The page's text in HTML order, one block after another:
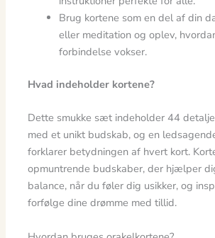
Brug kortene som en del af din
eller meditation og oplev,
forbindelse vokser.
Hvad indeholder kortene?
Dette smukke sæt indeholder 44
med et unikt budskab, og en
forklarer betydningen af hvert kort.
opmuntrende budskaber, der hjælper
balance, når du føler dig usikker, og
forfølge dine drømme med tillid.